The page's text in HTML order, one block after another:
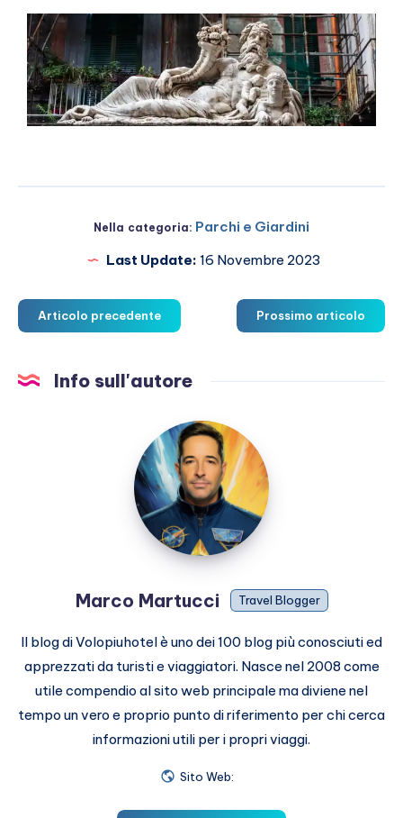
Nella categoria: Parchi e Giardini
Last Update: 16 Novembre 2023
Articolo precedente Prossimo articolo
Info sull'autore
Marco
Martucci
Marco Martucci Travel Blogger
Il blog di Volopiuhotel è uno dei 100 blog più conosciuti ed
apprezzati da turisti e viaggiatori. Nasce nel 2008 come
utile compendio al sito web principale ma diviene nel
tempo un vero e proprio punto di riferimento per chi cerca
informazioni utili per i propri viaggi.
Sito Web: